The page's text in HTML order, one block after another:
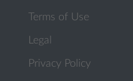
Terms of Use
Legal
Privacy Policy